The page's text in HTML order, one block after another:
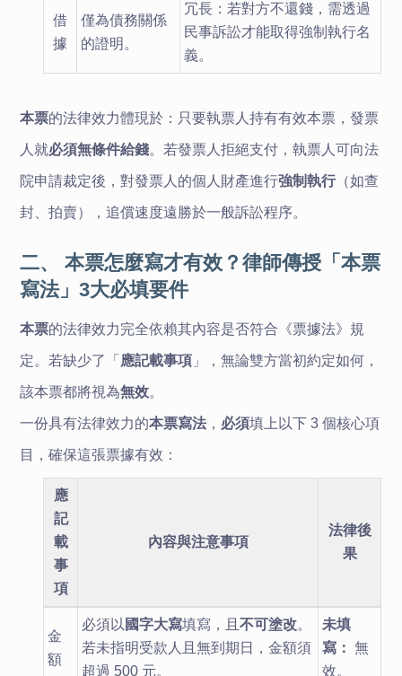
借
據
僅為債務關係
的證明。
冗長：若對方不還錢，需透過
民事訴訟才能取得強制執行名
義。
本票的法律效力體現於：只要執票人持有有效本票，發票
人就必須無條件給錢。若發票人拒絕支付，執票人可向法
院申請裁定後，對發票人的個人財產進行強制執行（如查
封、拍賣），追償速度遠勝於一般訴訟程序。
二、 本票怎麼寫才有效？律師傳授「本票
寫法」3大必填要件
本票的法律效力完全依賴其內容是否符合《票據法》規
定。若缺少了「 應記載事項 」，無論雙方當初約定如何，
該本票都將視為無效。
一份具有法律效力的本票寫法 ， 必須填上以下 3 個核心項
目，確保這張票據有效：
應
記
載
事
項
內容與注意事項
法律後
果
金
額
必須以 國字大寫填寫，且不可塗改。
若未指明受款人且無到期日，金額須
超過 500 元。
未填
寫： 無
效。